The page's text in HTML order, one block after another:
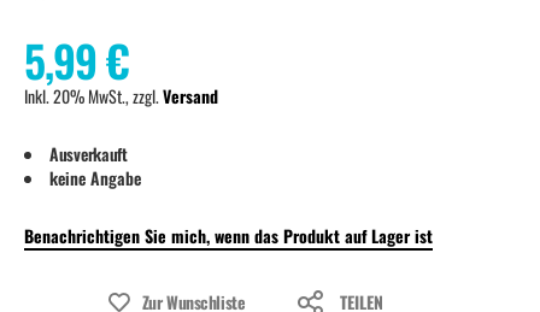
5,99 €
Inkl. 20% MwSt., zzgl.Versand
Ausverkauft
keine Angabe
Benachrichtigen Sie mich, wenn das Produkt auf Lager ist
Zur Wunschliste TEILEN